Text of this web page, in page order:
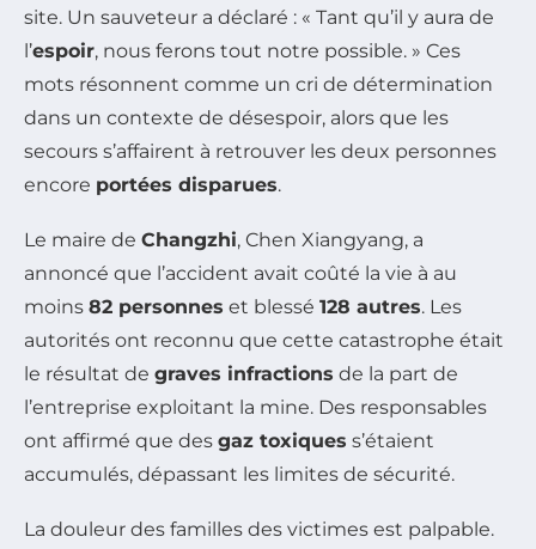
site. Un sauveteur a déclaré : « Tant qu’il y aura de
l’espoir, nous ferons tout notre possible. » Ces
mots résonnent comme un cri de détermination
dans un contexte de désespoir, alors que les
secours s’affairent à retrouver les deux personnes
encore portées disparues.
Le maire de Changzhi, Chen Xiangyang, a
annoncé que l’accident avait coûté la vie à au
moins 82 personnes et blessé 128 autres. Les
autorités ont reconnu que cette catastrophe était
le résultat de graves infractions de la part de
l’entreprise exploitant la mine. Des responsables
ont affirmé que des gaz toxiques s’étaient
accumulés, dépassant les limites de sécurité.
La douleur des familles des victimes est palpable.